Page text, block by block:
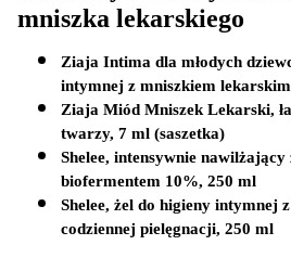
mniszka lekarskiego
Ziaja Intima dla młodych
intymnej z mniszkiem
Ziaja Miód Mniszek Lekarski,
twarzy, 7 ml (saszetka)
Shelee, intensywnie
biofermentem 10%, 250 ml
Shelee, żel do higieny intymnej
codziennej pielęgnacji, 250 ml